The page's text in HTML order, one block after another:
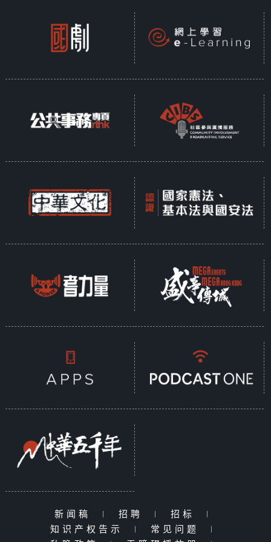
新闻稿 | 招聘 | 招标
|
知识产权告示
| 常见问题
|